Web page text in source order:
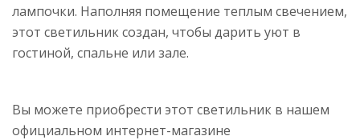
лампочки. Наполняя помещение теплым свечением,
этот светильник создан, чтобы дарить уют в
гостиной, спальне или зале.
Вы можете приобрести этот светильник в нашем
официальном интернет-магазине